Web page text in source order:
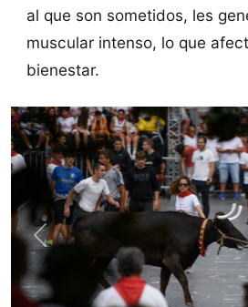
al que son sometidos, les
muscular intenso, lo que
bienestar.
Previous